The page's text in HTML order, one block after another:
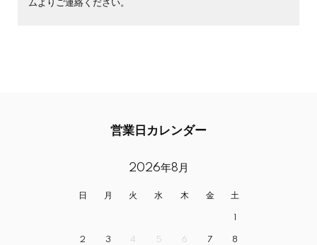
ムよりご連絡ください。
営業日カレンダー
2026年8月
日 月 火 水 木 金 土
1
2 3 4 5 6 7 8